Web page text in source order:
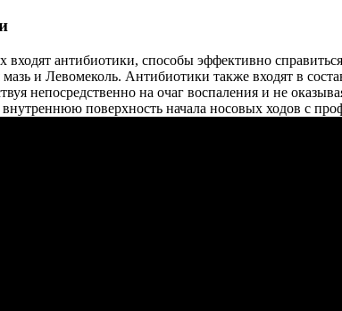
входят антибиотики, способы эффективно
и Левомеколь. Антибиотики также входят в
непосредственно на очаг воспаления и не
поверхность начала носовых ходов с